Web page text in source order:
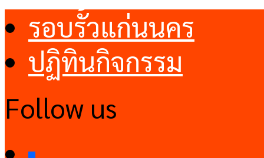
รอบรั้วแก่นนคร
ปฏิทินกิจกรรม
Follow us